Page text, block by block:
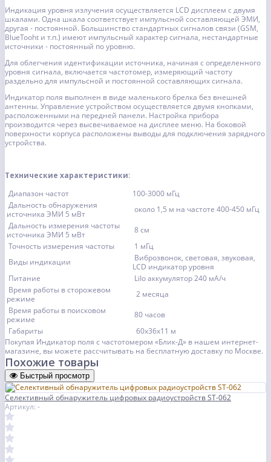
Индикация уровня излучения осуществляется LCD дисплеем с двумя
шкалами. Одна шкала соответствует импульсной составляющей ЭМИ,
другая - постоянной. Большинство стандартных сигналов связи (GSM,
BlueTooht и т.п.) имеют импульсный характер сигнала, нестандартные
источники - постоянный по уровню.
Для облегчения идентификации источника, начиная с определенного
уровня сигнала, включается частотомер, измеряющий частоту
раздельно для импульсной и постоянной составляющих сигнала.
Индикатор поля выполнен в виде маленького брелка без внешней
антенны. Управление устройством осуществляется двумя кнопками,
расположенными на передней панели. Настройка прибора
производится через высвечиваемое на дисплее меню. На боковой
поверхности корпуса расположены выводы для подключения зарядного
устройства.
Технические характеристики:
Диапазон частот
100-3000 мГц
Дальность обнаружения
источника ЭМИ 5 мВт
около 1,5 м на частоте 400-450 мГц
Дальность измерения частоты
источника ЭМИ 5 мВт
8 см
Точность измерения частоты
1 мГц
Виды индикации
Виброзвонок, световая, звуковая,
LCD индикатор уровня
Питание
LiIo аккумулятор 240 мА/ч
Время работы в сторожевом
режиме
2 месяца
Время работы в поисковом
режиме
80 часов
Габариты
60х36х11 м
Покупая Индикатор поля с частотомером «Блик-Д» в нашем интернет-
магазине, вы можете рассчитывать на бесплатную доставку по Москве.
Похожие товары
Быстрый просмотр
Селективный обнаружитель цифровых радиоустройств ST-062
Артикул: -